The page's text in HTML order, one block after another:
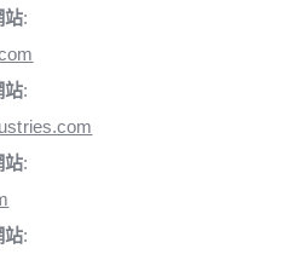
站:
站:
站:
站: